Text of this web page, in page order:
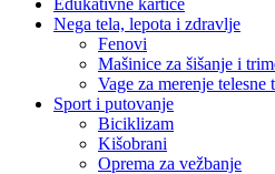
Nega tela, lepota i zdravlje
Fenovi
Mašinice za šišanje i
Vage za merenje telesne
Sport i putovanje
Biciklizam
Kišobrani
Oprema za vežbanje